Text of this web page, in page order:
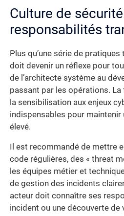
Culture de
responsabilités
Plus qu’une série de
doit devenir un réflexe pour
de l’architecte système au
passant par les opérations.
la sensibilisation aux enjeux
indispensables pour maintenir
élevé.
Il est recommandé de mettre
code régulières, des « threat
les équipes métier et
de gestion des incidents
acteur doit connaître ses
incident ou une découverte de